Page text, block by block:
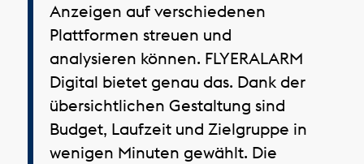
Anzeigen auf verschiedenen
Plattformen streuen und
analysieren können. FLYERALARM
Digital bietet genau das. Dank der
übersichtlichen Gestaltung sind
Budget, Laufzeit und Zielgruppe in
wenigen Minuten gewählt. Die